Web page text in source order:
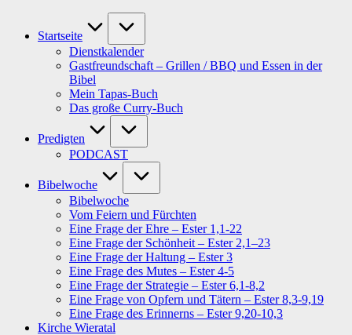
Startseite
Dienstkalender
Gastfreundschaft – Grillen / BBQ und Essen in der
Bibel
Mein Tapas-Buch
Das große Curry-Buch
Predigten
PODCAST
Bibelwoche
Bibelwoche
Vom Feiern und Fürchten
Eine Frage der Ehre – Ester 1,1-22
Eine Frage der Schönheit – Ester 2,1–23
Eine Frage der Haltung – Ester 3
Eine Frage des Mutes – Ester 4-5
Eine Frage der Strategie – Ester 6,1-8,2
Eine Frage von Opfern und Tätern – Ester 8,3-9,19
Eine Frage des Erinnerns – Ester 9,20-10,3
Kirche Wieratal